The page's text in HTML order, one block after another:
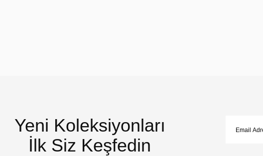
Yeni Koleksiyonları
İlk Siz Keşfedin